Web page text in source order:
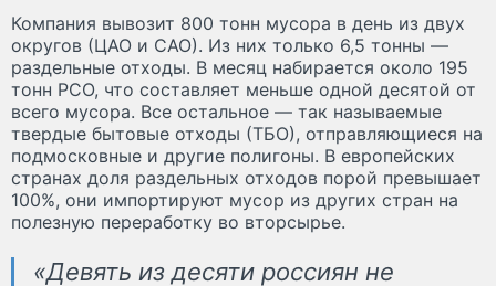
Компания вывозит 800 тонн мусора в день из двух
округов (ЦАО и САО). Из них только 6,5 тонны —
раздельные отходы. В месяц набирается около 195
тонн РСО, что составляет меньше одной десятой от
всего мусора. Все остальное — так называемые
твердые бытовые отходы (ТБО), отправляющиеся на
подмосковные и другие полигоны. В европейских
странах доля раздельных отходов порой превышает
100%, они импортируют мусор из других стран на
полезную переработку во вторсырье.
«Девять из десяти россиян не